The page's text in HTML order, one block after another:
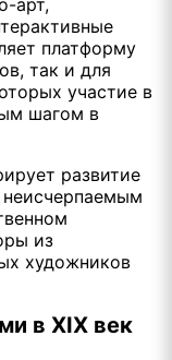
платформу
так и для
участие в
шагом в
развитие
из
художников
в XIX век